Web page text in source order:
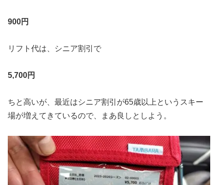
900円
リフト代は、シニア割引で
5,700円
ちと高いが、最近はシニア割引が65歳以上というスキー
場が増えてきているので、まあ良しとしよう。